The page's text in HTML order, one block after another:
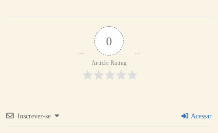
0
Article Rating
Inscrever-se Acessar